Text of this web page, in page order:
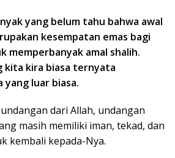
yang belum tahu bahwa awal
kesempatan emas bagi
memperbanyak amal shalih.
kita kira biasa ternyata
yang luar biasa.
dari Allah, undangan
masih memiliki iman, tekad, dan
kembali kepada-Nya.